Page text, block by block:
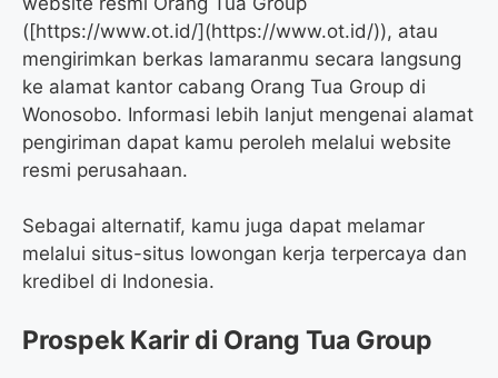
([https://www.ot.id/](https://www.ot.id/)), atau
mengirimkan berkas lamaranmu secara langsung
ke alamat kantor cabang Orang Tua Group di
Wonosobo. Informasi lebih lanjut mengenai alamat
pengiriman dapat kamu peroleh melalui website
resmi perusahaan.
Sebagai alternatif, kamu juga dapat melamar
melalui situs-situs lowongan kerja terpercaya dan
kredibel di Indonesia.
Prospek Karir di Orang Tua Group